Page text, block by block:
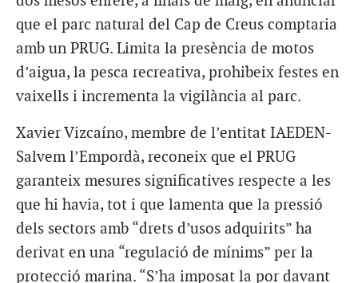
que el parc natural del Cap de Creus comptaria
amb un PRUG. Limita la presència de motos
d’aigua, la pesca recreativa, prohibeix festes en
vaixells i incrementa la vigilància al parc.
Xavier Vizcaíno, membre de l’entitat IAEDEN-
Salvem l’Empordà, reconeix que el PRUG
garanteix mesures significatives respecte a les
que hi havia, tot i que lamenta que la pressió
dels sectors amb “drets d’usos adquirits” ha
derivat en una “regulació de mínims” per la
protecció marina. “S’ha imposat la por davant